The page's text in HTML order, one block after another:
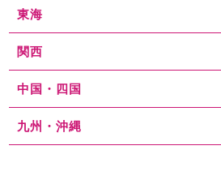
東海
関西
中国・四国
九州・沖縄